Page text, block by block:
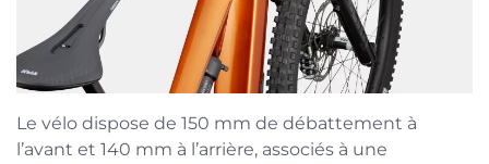
Le vélo dispose de 150 mm de débattement à
l’avant et 140 mm à l’arrière, associés à une